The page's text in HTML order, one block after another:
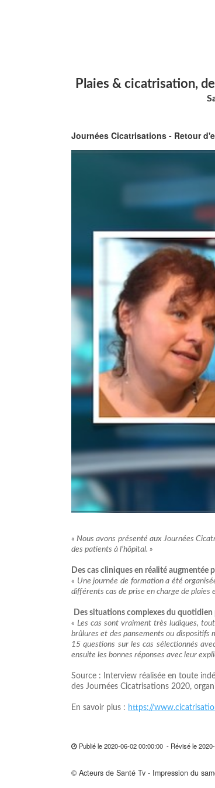
Plaies & cicatrisation,
Journées Cicatrisations - Retour
« Nous avons présenté aux Journées
des patients à l’hôpital. »
Des cas cliniques en réalité augmentée
« Une journée de formation a été
différents cas de prise en charge de
Des situations complexes du
« Les cas sont vraiment très ludiques,
brûlures et des pansements ou dispositifs
15 questions sur les cas sélectionnés
ensuite les bonnes réponses avec leur
Source : Interview réalisée en toute
des Journées Cicatrisations 2020,
En savoir plus : https://
Publié le 2020-06-02 00:00:00 - Révisé le
© Acteurs de Santé Tv - Impression du